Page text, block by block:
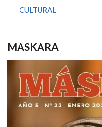
CULTURAL
MASKARA